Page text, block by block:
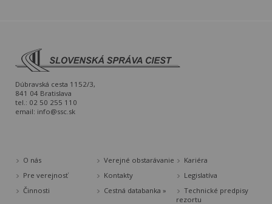
Dúbravská cesta 1152/3,
841 04 Bratislava
tel.: 02 50 255 110
email: info@ssc.sk
O nás Verejné obstarávanie
Kariéra
Pre verejnosť
Kontakty
Legislatíva
Činnosti
Cestná databanka »
Technické predpisy
rezortu